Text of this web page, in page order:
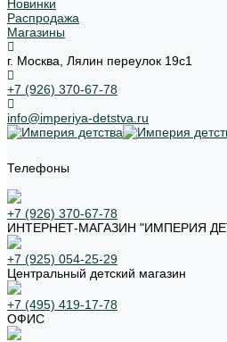
Новинки
Распродажа
Магазины
г. Москва, Лялин переулок 19с1
+7 (926) 370-67-78
info@imperiya-detstva.ru
Телефоны
+7 (926) 370-67-78
ИНТЕРНЕТ-МАГАЗИН "ИМПЕРИЯ
+7 (925) 054-25-29
Центральный детский магазин
+7 (495) 419-17-78
ОФИС